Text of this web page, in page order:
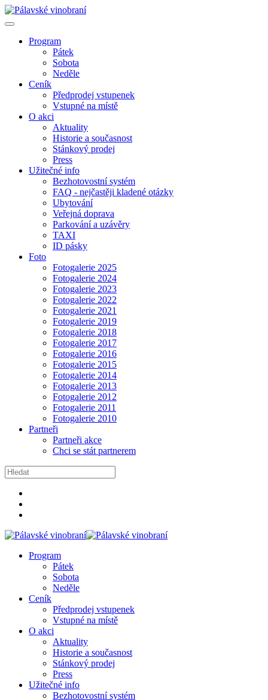
Program
Pátek
Sobota
Neděle
Ceník
Předprodej vstupenek
Vstupné na místě
O akci
Aktuality
Historie a současnost
Stánkový prodej
Press
Užitečné info
Bezhotovostní systém
FAQ - nejčastěji kladené otázky
Ubytování
Veřejná doprava
Parkování a uzávěry
TAXI
ID pásky
Foto
Fotogalerie 2025
Fotogalerie 2024
Fotogalerie 2023
Fotogalerie 2022
Fotogalerie 2021
Fotogalerie 2019
Fotogalerie 2018
Fotogalerie 2017
Fotogalerie 2016
Fotogalerie 2015
Fotogalerie 2014
Fotogalerie 2013
Fotogalerie 2012
Fotogalerie 2011
Fotogalerie 2010
Partneři
Partneři akce
Chci se stát partnerem
Program
Pátek
Sobota
Neděle
Ceník
Předprodej vstupenek
Vstupné na místě
O akci
Aktuality
Historie a současnost
Stánkový prodej
Press
Užitečné info
Bezhotovostní systém